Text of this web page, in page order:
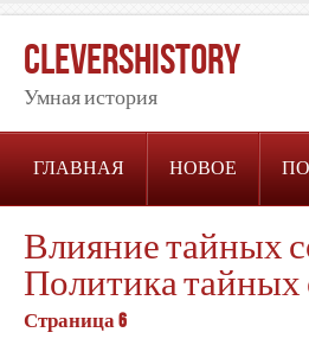
CleversHistory
Умная история
ГЛАВНАЯ НОВОЕ
Влияние тайных
Политика
Страница 6